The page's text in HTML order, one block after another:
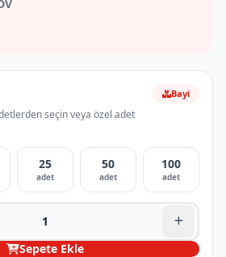
seçin veya özel adet
Bayi
25
adet
50
adet
100
adet
Sepete Ekle